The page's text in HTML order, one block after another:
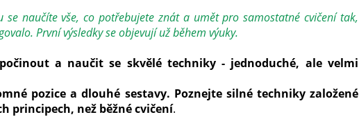
se naučíte vše, co potřebujete znát a umět pro samostatné cvičení tak,
První výsledky se objevují už během výuky.
a naučit se skvělé techniky - jednoduché, ale velmi
pozice a dlouhé sestavy. Poznejte silné techniky založené
principech, než běžné cvičení.